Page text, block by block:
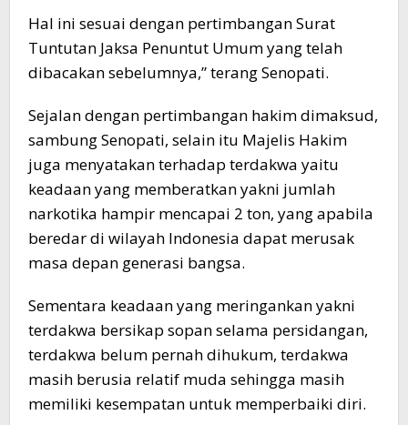
Hal ini sesuai dengan pertimbangan Surat
Tuntutan Jaksa Penuntut Umum yang telah
dibacakan sebelumnya,” terang Senopati.
Sejalan dengan pertimbangan hakim dimaksud,
sambung Senopati, selain itu Majelis Hakim
juga menyatakan terhadap terdakwa yaitu
keadaan yang memberatkan yakni jumlah
narkotika hampir mencapai 2 ton, yang apabila
beredar di wilayah Indonesia dapat merusak
masa depan generasi bangsa.
Sementara keadaan yang meringankan yakni
terdakwa bersikap sopan selama persidangan,
terdakwa belum pernah dihukum, terdakwa
masih berusia relatif muda sehingga masih
memiliki kesempatan untuk memperbaiki diri.